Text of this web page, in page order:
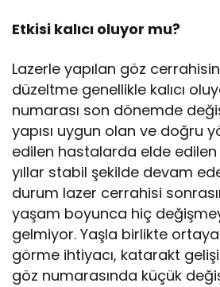
Etkisi kalıcı oluyor mu?
Lazerle yapılan göz
düzeltme genellikle kalıcı
numarası son dönemde
yapısı uygun olan ve doğru
edilen hastalarda elde
yıllar stabil şekilde devam
durum lazer cerrahisi
yaşam boyunca hiç
gelmiyor. Yaşla birlikte ortaya
görme ihtiyacı, katarakt
göz numarasında küçük